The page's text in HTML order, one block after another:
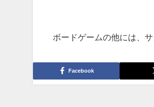
ボードゲームの他には、
Facebook